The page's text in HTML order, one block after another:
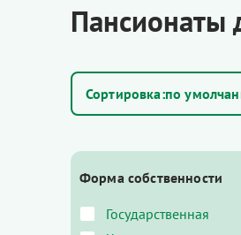
Пансионаты
по
Форма собственности
Государственная